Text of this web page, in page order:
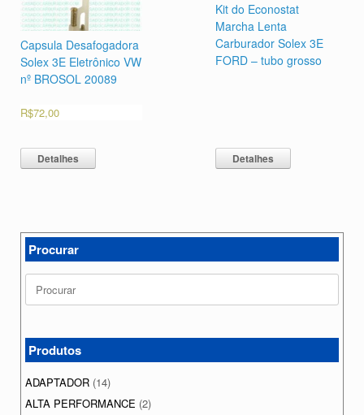
Capsula Desafogadora
Solex 3E Eletrônico VW
nº BROSOL 20089
R$72,00
Detalhes
Kit do Econostat
Marcha Lenta
Carburador Solex 3E
FORD – tubo grosso
Detalhes
Procurar
Search
for:
Produtos
ADAPTADOR (14)
ALTA PERFORMANCE (2)